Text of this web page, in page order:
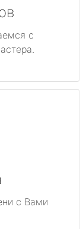
с
с Вами